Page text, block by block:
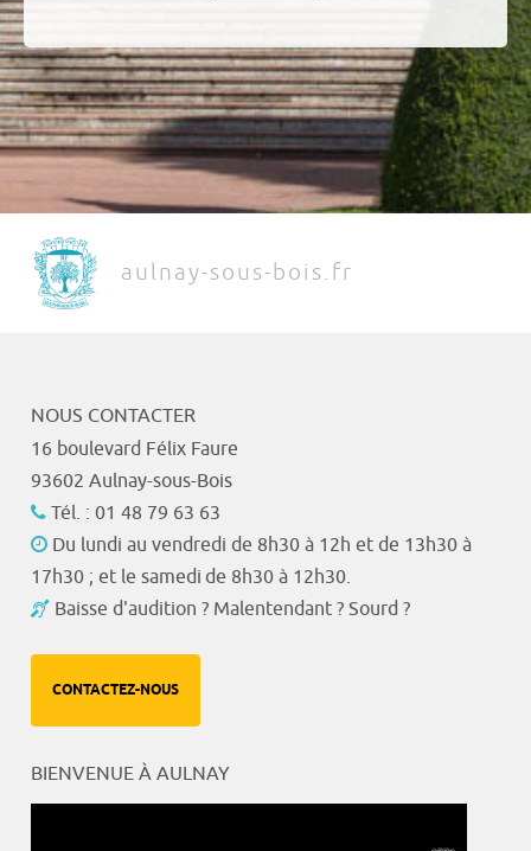
aulnay-sous-bois.fr
NOUS CONTACTER
16 boulevard Félix Faure
93602 Aulnay-sous-Bois
Tél. : 01 48 79 63 63
Du lundi au vendredi de 8h30 à 12h et de 13h30 à
17h30 ; et le samedi de 8h30 à 12h30.
Baisse d'audition ? Malentendant ? Sourd ?
CONTACTEZ-NOUS
BIENVENUE À AULNAY